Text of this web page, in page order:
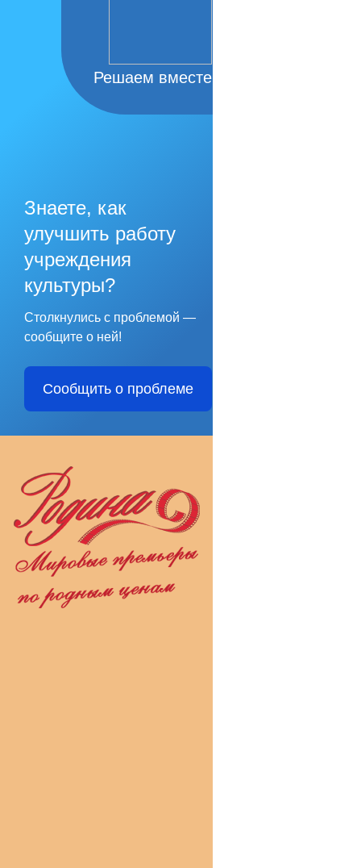
Решаем вместе
Знаете, как
улучшить работу
учреждения
культуры?
Столкнулись с проблемой —
сообщите о ней!
Сообщить о проблеме